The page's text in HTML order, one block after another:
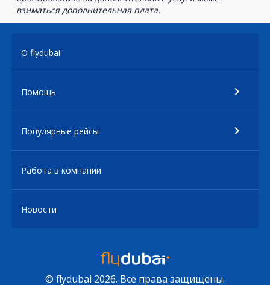
взиматься дополнительная плата.
О flydubai
Помощь
Популярные рейсы
Работа в компании
Новости
© flydubai 2026. Все права защищены.